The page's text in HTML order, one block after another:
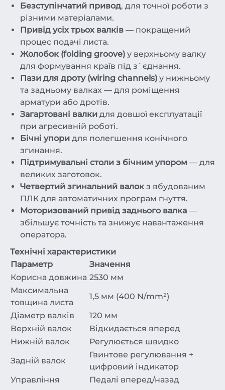
Безступінчатий привод, для точної роботи з
різними матеріалами.
Привід усіх трьох валків — покращений
процес подачі листа.
Жолобок (folding groove) у верхньому валку
для формування країв під з`єднання.
Пази для дроту (wiring channels) у нижньому
та задньому валках — для роміщення
арматури або дротів.
Загартовані валки для довшої експлуатації
при агресивній роботі.
Бічні упори для полегшення конічного
згинання.
Підтримувальні столи з бічним упором — для
великих заготовок.
Четвертий згинальний валок з вбудованим
ПЛК для автоматичних програм гнуття.
Моторизований привід заднього валка —
збільшує точність та знижує навантаження
оператора.
Технічні характеристики
Параметр
Значення
Корисна довжина 2530 мм
Максимальна
товщина листа
1,5 мм (400 N/mm²)
Діаметр валків
120 мм
Верхній валок
Відкидається вперед
Нижній валок
Регулюється швидко
Задній валок
Гвинтове регулювання +
цифровий індикатор
Управління
Педалі вперед/назад